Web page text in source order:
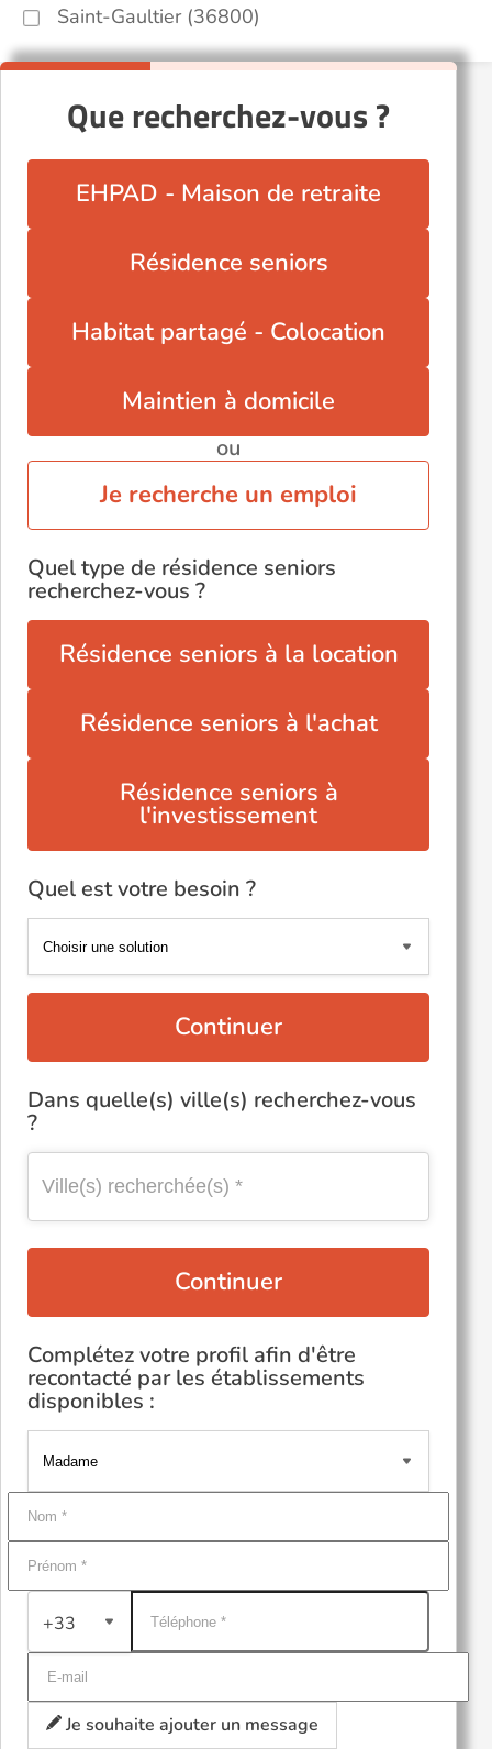
Saint-Gaultier (36800)
Que recherchez-vous ?
EHPAD - Maison de retraite
Résidence seniors
Habitat partagé - Colocation
Maintien à domicile
ou
Je recherche un emploi
Quel type de résidence seniors
recherchez-vous ?
Résidence seniors à la location
Résidence seniors à l'achat
Résidence seniors à
l'investissement
Quel est votre besoin ?
Continuer
Dans quelle(s) ville(s) recherchez-vous
?
Continuer
Complétez votre profil afin d'être
recontacté par les établissements
disponibles :
+33
Je souhaite ajouter un message